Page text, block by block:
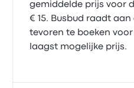
gemiddelde prijs voor
€ 15. Busbud raadt
tevoren te boeken
laagst mogelijke prijs.